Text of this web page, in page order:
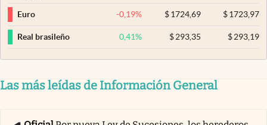
Euro -0,19% $ 1724,69 $1723,97
Real brasileño 0,41% $ 293,35 $293,19
Las más leídas de Información General